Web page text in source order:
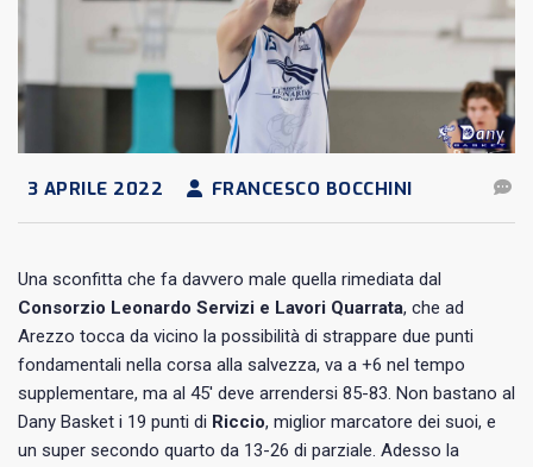
3 APRILE 2022 FRANCESCO BOCCHINI
Una sconfitta che fa davvero male quella rimediata dal
Consorzio Leonardo Servizi e Lavori Quarrata, che ad
Arezzo tocca da vicino la possibilità di strappare due punti
fondamentali nella corsa alla salvezza, va a +6 nel tempo
supplementare, ma al 45′ deve arrendersi 85-83. Non bastano al
Dany Basket i 19 punti di Riccio, miglior marcatore dei suoi, e
un super secondo quarto da 13-26 di parziale. Adesso la